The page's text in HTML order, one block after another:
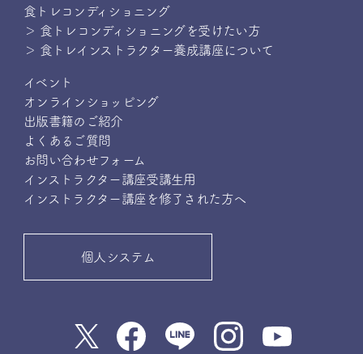
食トレコンディショニング
＞ 食トレコンディショニングを受けたい方
＞ 食トレインストラクター養成講座について
イベント
オンラインショッピング
出版書籍のご紹介
よくあるご質問
お問い合わせフォーム
インストラクター講座受講生用
インストラクター講座を修了された方へ
個人システム